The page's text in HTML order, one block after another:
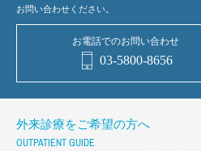
お問い合わせください。
お電話でのお問い合わせ
03-5800-8656
外来診療をご希望の方へ
OUTPATIENT GUIDE